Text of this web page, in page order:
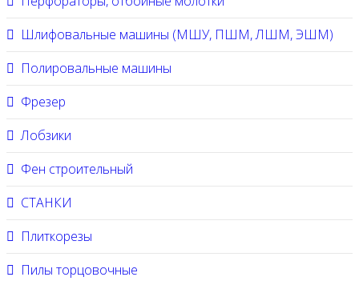
Шлифовальные машины (МШУ, ПШМ, ЛШМ, ЭШМ)
Полировальные машины
Фрезер
Лобзики
Фен строительный
СТАНКИ
Плиткорезы
Пилы торцовочные